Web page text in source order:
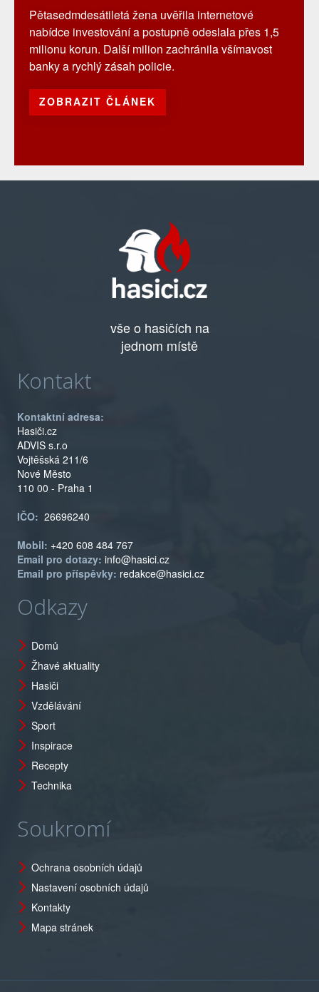
Pětasedmdesátiletá žena uvěřila internetové
nabídce investování a postupně odeslala přes 1,5
milionu korun. Další milion zachránila všímavost
banky a rychlý zásah policie.
ZOBRAZIT ČLÁNEK
vše o hasičích na
jednom místě
Kontakt
Kontaktní adresa:
Hasiči.cz
ADVIS s.r.o
Vojtěšská 211/6
Nové Město
110 00 - Praha 1
IČO: 26696240
Mobil: +420 608 484 767
Email pro dotazy: info@hasici.cz
Email pro příspěvky: redakce@hasici.cz
Odkazy
Domů
Žhavé aktuality
Hasiči
Vzdělávání
Sport
Inspirace
Recepty
Technika
Soukromí
Ochrana osobních údajů
Nastavení osobních údajů
Kontakty
Mapa stránek